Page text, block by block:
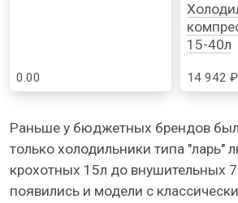
0.00
15-40л
14 942 ₽
Раньше у бюджетных брендов
только холодильники типа "ларь"
крохотных 15л до внушительных
появились и модели с